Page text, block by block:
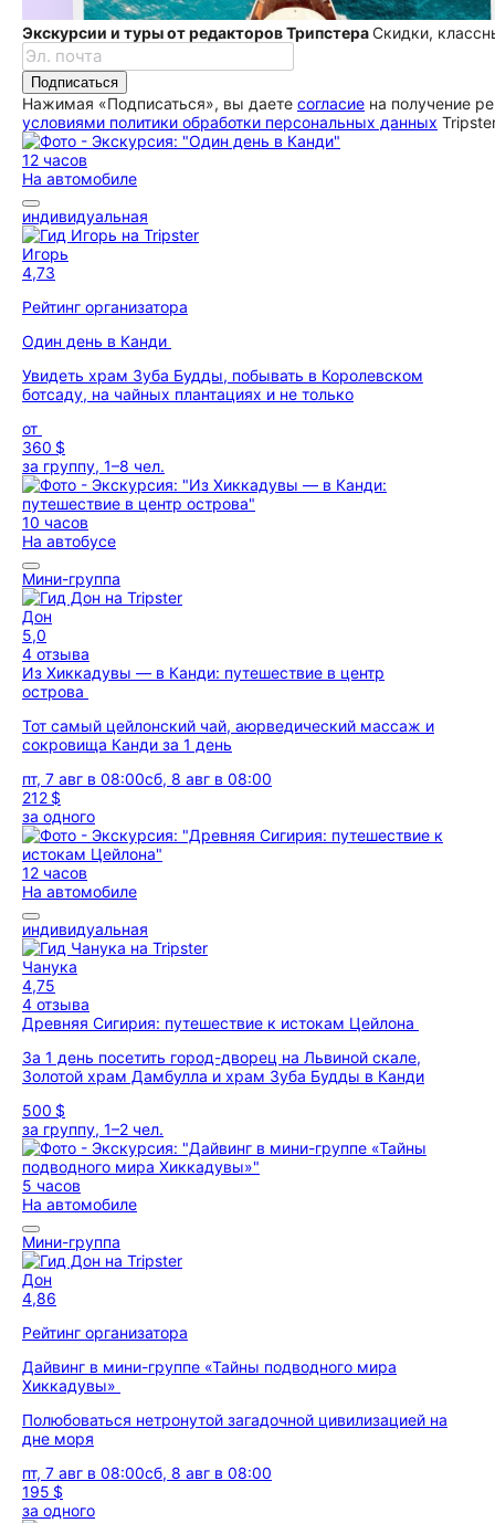
Экскурсии и туры от редакторов ТрипстераСкидки,
Подписаться
Нажимая «Подписаться», вы даете согласие на получение
условиями политики обработки персональных данных
12 часов
На автомобиле
индивидуальная
Игорь
4,73
Рейтинг организатора
Один день в Канди
Увидеть храм Зуба Будды, побывать в Королевском
ботсаду, на чайных плантациях и не только
от
360 $
за группу, 1–8 чел.
10 часов
На автобусе
Мини-группа
Дон
5,0
4 отзыва
Из Хиккадувы — в Канди: путешествие в центр
острова
Тот самый цейлонский чай, аюрведический массаж и
сокровища Канди за 1 день
пт, 7 авг в 08:00сб, 8 авг в 08:00
212 $
за одного
12 часов
На автомобиле
индивидуальная
Чанука
4,75
4 отзыва
Древняя Сигирия: путешествие к истокам Цейлона
За 1 день посетить город-дворец на Львиной скале,
Золотой храм Дамбулла и храм Зуба Будды в Канди
500 $
за группу, 1–2 чел.
5 часов
На автомобиле
Мини-группа
Дон
4,86
Рейтинг организатора
Дайвинг в мини-группе «Тайны подводного мира
Хиккадувы»
Полюбоваться нетронутой загадочной цивилизацией на
дне моря
пт, 7 авг в 08:00сб, 8 авг в 08:00
195 $
за одного